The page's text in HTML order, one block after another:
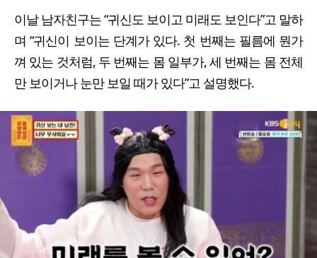
이날 남자친구는 “귀신도 보이고 미래도 보인다”고 말하
며 “귀신이 보이는 단계가 있다. 첫 번째는 필름에 뭔가
껴 있는 것처럼, 두 번째는 몸 일부가, 세 번째는 몸 전체
만 보이거나 눈만 보일 때가 있다”고 설명했다.